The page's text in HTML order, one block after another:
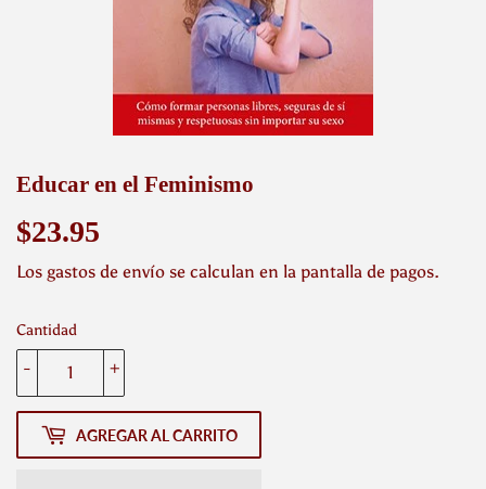
Educar en el Feminismo
$23.95
Los gastos de envío se calculan en la pantalla de pagos.
Cantidad
+
-
AGREGAR AL CARRITO